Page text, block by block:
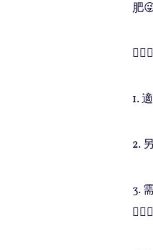
肥
1.
2.
3.
💁🏻‍♀️